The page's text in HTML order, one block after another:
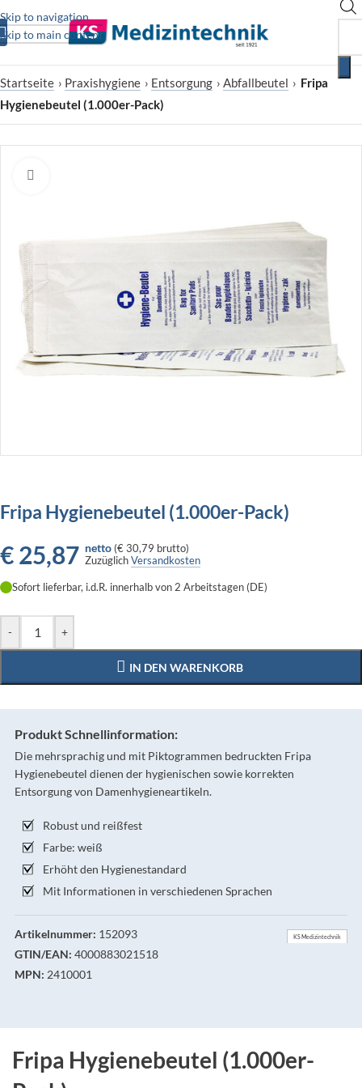
Skip to navigation
Skip to main content
Startseite › Praxishygiene › Entsorgung › Abfallbeutel › Fripa
Hygienebeutel (1.000er-Pack)
Fripa Hygienebeutel (1.000er-Pack)
€25,87 netto (€ 30,79 brutto)
ZuzüglichVersandkosten
Sofort lieferbar, i.d.R. innerhalb von 2 Arbeitstagen (DE)
- +
IN DEN WARENKORB
Produkt Schnellinformation:
Die mehrsprachig und mit Piktogrammen bedruckten Fripa
Hygienebeutel dienen der hygienischen sowie korrekten
Entsorgung von Damenhygieneartikeln.
Robust und reißfest
Farbe: weiß
Erhöht den Hygienestandard
Mit Informationen in verschiedenen Sprachen
Artikelnummer: 152093
GTIN/EAN: 4000883021518
MPN: 2410001
KS Medizintechnik
Fripa Hygienebeutel (1.000er-